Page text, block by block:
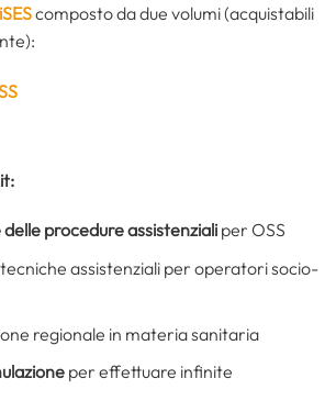
composto da due volumi (acquistabili
procedure assistenziali per OSS
assistenziali per operatori socio-
regionale in materia sanitaria
per effettuare infinite